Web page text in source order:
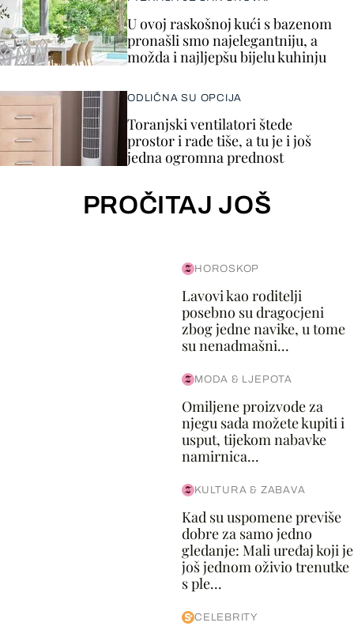
U ovoj raskošnoj kući s bazenom
pronašli smo najelegantniju, a
možda i najljepšu bijelu kuhinju
ODLIČNA SU OPCIJA
Toranjski ventilatori štede
prostor i rade tiše, a tu je i još
jedna ogromna prednost
PROČITAJ JOŠ
HOROSKOP
Lavovi kao roditelji
posebno su dragocjeni
zbog jedne navike, u tome
su nenadmašni...
MODA & LJEPOTA
Omiljene proizvode za
njegu sada možete kupiti i
usput, tijekom nabavke
namirnica...
KULTURA & ZABAVA
Kad su uspomene previše
dobre za samo jedno
gledanje: Mali uređaj koji je
još jednom oživio trenutke
s ple...
CELEBRITY